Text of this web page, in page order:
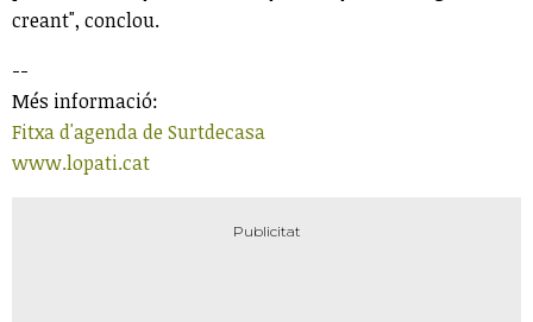
creant", conclou.
--
Més informació:
Fitxa d'agenda de Surtdecasa
www.lopati.cat